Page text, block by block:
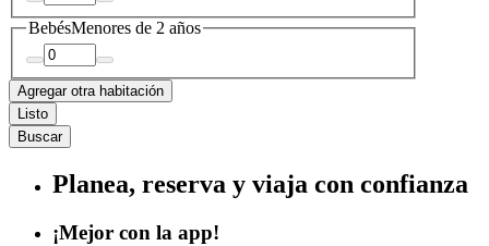
BebésMenores de 2 años
Agregar otra habitación
Listo
Buscar
Planea, reserva y viaja con confianza
¡Mejor con la app!